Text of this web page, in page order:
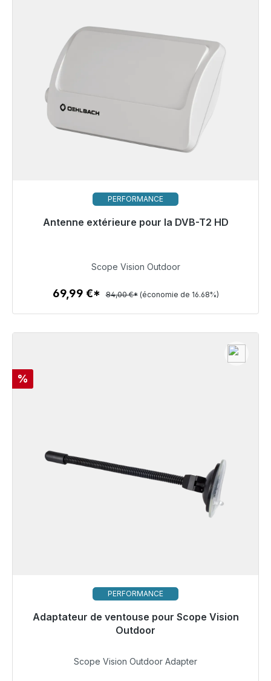
PERFORMANCE
Antenne extérieure pour la DVB-T2 HD
Bientôt à nouveau disponible
Détails
Scope Vision Outdoor
69,99 €* 84,00 €* (économie de 16.68%)
Réduction
%
PERFORMANCE
Adaptateur de ventouse pour Scope Vision
Outdoor
Prêt à être expédié, délai de livraison 48h*
Scope Vision Outdoor Adapter